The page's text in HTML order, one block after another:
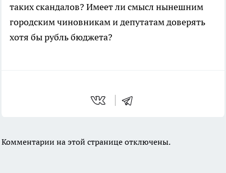
таких скандалов? Имеет ли смысл нынешним
городским чиновникам и депутатам доверять
хотя бы рубль бюджета?
Комментарии на этой странице отключены.